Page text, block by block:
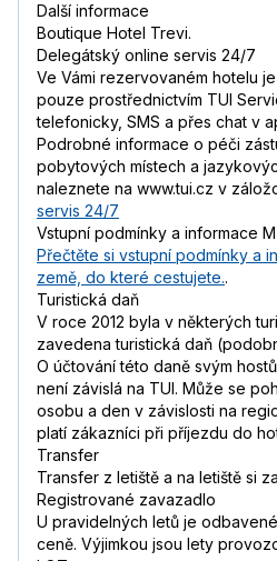
Další informace
Boutique Hotel Trevi.
Delegátský online servis 24/7
Ve Vámi rezervovaném hotelu
pouze prostřednictvím TUI
telefonicky, SMS a přes chat v
Podrobné informace o péči
pobytových místech a
naleznete na www.tui.cz v
servis 24/7
Vstupní podmínky a informace
Přečtěte si vstupní podmínky a
země, do které cestujete..
Turistická daň
V roce 2012 byla v některých
zavedena turistická daň
O účtování této daně svým
není závislá na TUI. Může se
osobu a den v závislosti na
platí zákazníci při příjezdu do
Transfer
Transfer z letiště a na letiště si
Registrované zavazadlo
U pravidelných letů je
ceně. Výjimkou jsou lety